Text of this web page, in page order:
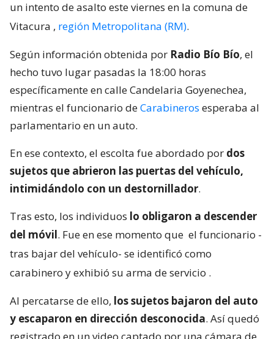
un intento de asalto este viernes en la comuna de
Vitacura , región Metropolitana (RM).
Según información obtenida por Radio Bío Bío, el
hecho tuvo lugar pasadas la 18:00 horas
específicamente en calle Candelaria Goyenechea,
mientras el funcionario deCarabineros esperaba al
parlamentario en un auto.
En ese contexto, el escolta fue abordado por dos
sujetos que abrieron las puertas del vehículo,
intimidándolo con un destornillador.
Tras esto, los individuos lo obligaron a descender
del móvil. Fue en ese momento que el funcionario -
tras bajar del vehículo- se identificó como
carabinero y exhibió su arma de servicio .
Al percatarse de ello, los sujetos bajaron del auto
y escaparon en dirección desconocida. Así quedó
registrado en un video captado por una cámara de